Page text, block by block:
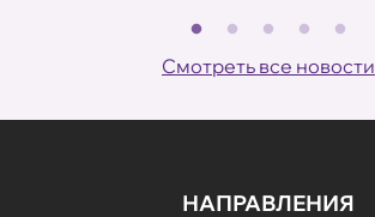
Смотреть все новости
НАПРАВЛЕНИЯ